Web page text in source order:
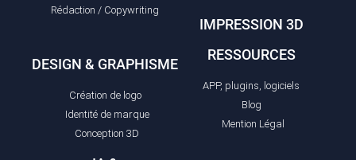
Rédaction / Copywriting
DESIGN & GRAPHISME
Création de logo
Identité de marque
Conception 3D
IMPRESSION 3D
RESSOURCES
APP, plugins, logiciels
Blog
Mention Légal